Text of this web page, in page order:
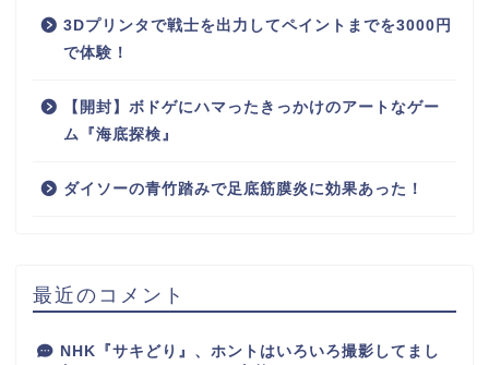
3Dプリンタで戦士を出力してペイントまでを3000円
で体験！
【開封】ボドゲにハマったきっかけのアートなゲー
ム『海底探検』
ダイソーの青竹踏みで足底筋膜炎に効果あった！
最近のコメント
NHK『サキどり』、ホントはいろいろ撮影してまし